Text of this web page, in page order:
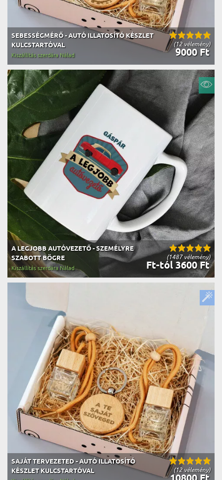
(12 vélemény)
SEBESSÉGMÉRŐ - AUTÓ ILLATOSÍTÓ KÉSZLET
KULCSTARTÓVAL
9000 Ft
Kiszállítás szerdára Nálad
(1487 vélemény)
A LEGJOBB AUTÓVEZETŐ - SZEMÉLYRE
SZABOTT BÖGRE
Ft-tól 3600 Ft
Kiszállítás szerdára Nálad
(12 vélemény)
SAJÁT TERVEZETED - AUTÓ ILLATOSÍTÓ
KÉSZLET KULCSTARTÓVAL